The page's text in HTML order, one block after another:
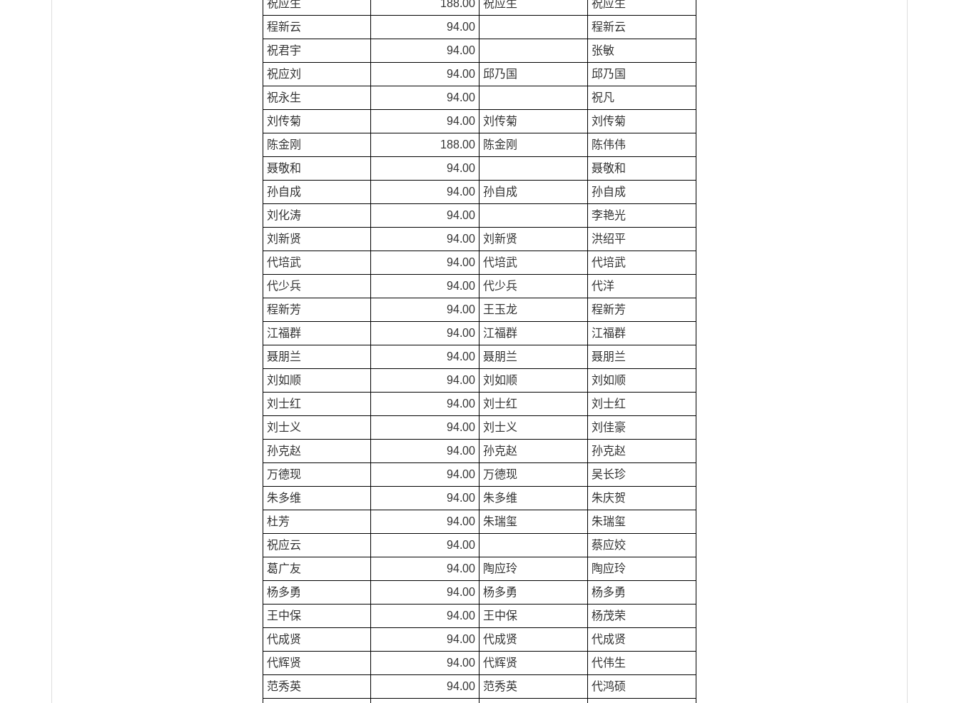
祝应生
188.00 祝应生
祝应生
程新云
94.00
程新云
祝君宇
94.00
张敏
祝应刘
94.00 邱乃国
邱乃国
祝永生
94.00
祝凡
刘传菊
94.00 刘传菊
刘传菊
陈金刚
188.00 陈金刚
陈伟伟
聂敬和
94.00
聂敬和
孙自成
94.00 孙自成
孙自成
刘化涛
94.00
李艳光
刘新贤
94.00 刘新贤
洪绍平
代培武
94.00 代培武
代培武
代少兵
94.00 代少兵
代洋
程新芳
94.00 王玉龙
程新芳
江福群
94.00 江福群
江福群
聂朋兰
94.00 聂朋兰
聂朋兰
刘如顺
94.00 刘如顺
刘如顺
刘士红
94.00 刘士红
刘士红
刘士义
94.00 刘士义
刘佳豪
孙克赵
94.00 孙克赵
孙克赵
万德现
94.00 万德现
吴长珍
朱多维
94.00 朱多维
朱庆贺
杜芳
94.00 朱瑞玺
朱瑞玺
祝应云
94.00
蔡应姣
葛广友
94.00 陶应玲
陶应玲
杨多勇
94.00 杨多勇
杨多勇
王中保
94.00 王中保
杨茂荣
代成贤
94.00 代成贤
代成贤
代辉贤
94.00 代辉贤
代伟生
范秀英
94.00 范秀英
代鸿硕